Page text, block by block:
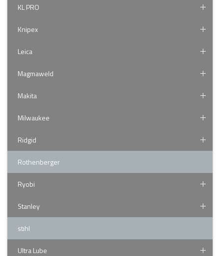
KL PRO
Knipex
Leica
Magmaweld
Makita
Milwaukee
Ridgid
Rothenberger
Ryobi
Stanley
stıhl
Ultra Lube